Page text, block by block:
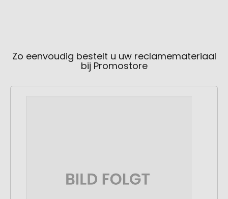
Zo eenvoudig bestelt u uw reclamemateriaal
bij Promostore